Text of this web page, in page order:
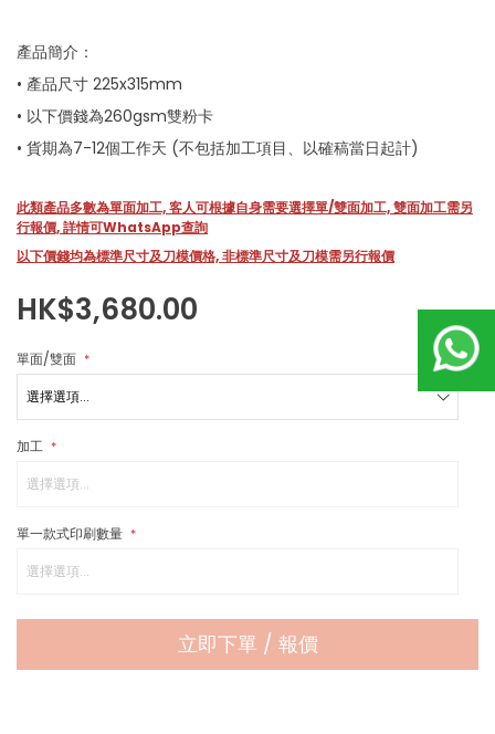
產品簡介：
• 產品尺寸 225x315mm
• 以下價錢為260gsm雙粉卡
• 貨期為7-12個工作天 (不包括加工項目、以確稿當日起計)
此類產品多數為單面加工, 客人可根據自身需要選擇單/雙面加工, 雙面加工需另
行報價, 詳情可WhatsApp查詢
以下價錢均為標準尺寸及刀模價格, 非標準尺寸及刀模需另行報價
HK$3,680.00
單面/雙面
加工
單一款式印刷數量
立即下單 / 報價